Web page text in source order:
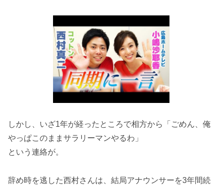
しかし、いざ1年が経ったところで相方から「ごめん、俺
やっぱこのままサラリーマンやるわ」
という連絡が。
辞め時を逃した西村さんは、結局アナウンサーを3年間続